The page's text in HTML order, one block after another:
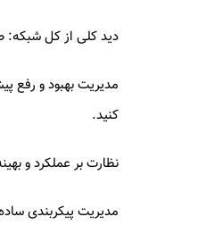
دید کلی از کل شبکه:
مدیریت بهبود و رفع
کنید.
نظارت بر عملکرد و
مدیریت پیکربندی